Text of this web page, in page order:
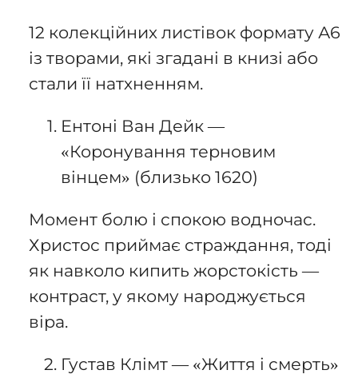
12 колекційних листівок формату А6
із творами, які згадані в книзі або
стали її натхненням.
Ентоні Ван Дейк —
«Коронування терновим
вінцем» (близько 1620)
Момент болю і спокою водночас.
Христос приймає страждання, тоді
як навколо кипить жорстокість —
контраст, у якому народжується
віра.
Густав Клімт — «Життя і смерть»